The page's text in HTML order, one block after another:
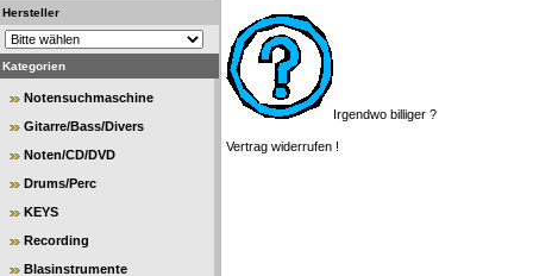
Hersteller
Kategorien
Notensuchmaschine
Gitarre/Bass/Divers
Noten/CD/DVD
Drums/Perc
KEYS
Recording
Blasinstrumente
Irgendwo billiger ?
Vertrag widerrufen !